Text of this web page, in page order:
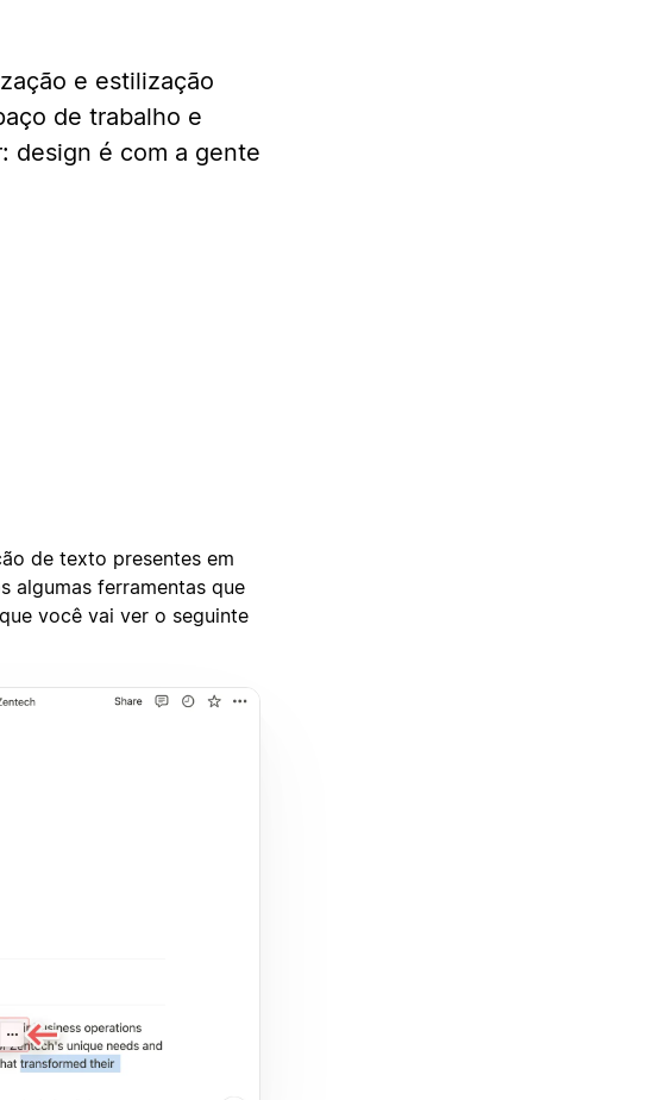
e estilização
de trabalho e
design é com a gente
de texto presentes em
algumas ferramentas que
você vai ver o seguinte